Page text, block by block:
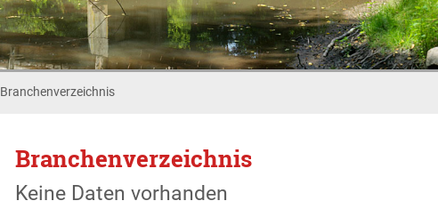
Branchenverzeichnis
Branchenverzeichnis
Keine Daten vorhanden